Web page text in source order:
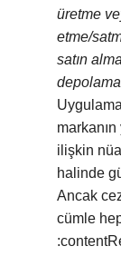
üretme
etme/
satın
depolama
ilişkin
halinde
Ancak
cümle hep